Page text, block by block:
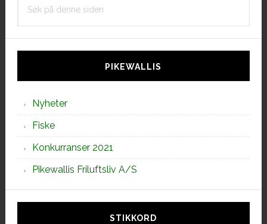
PIKEWALLIS
Nyheter
Fiske
Konkurranser 2021
Pikewallis Friluftsliv A/S
STIKKORD